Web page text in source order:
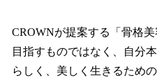
CROWNが提案する「骨格
目指すものではなく、自分
らしく、美しく生きるため